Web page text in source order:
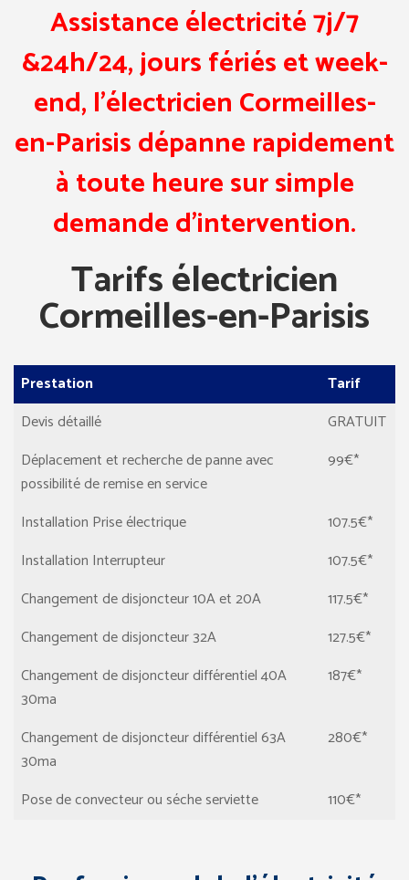
Assistance électricité 7j/7
&24h/24, jours fériés et week-
end, l’électricien Cormeilles-
en-Parisis dépanne rapidement
à toute heure sur simple
demande d’intervention.
Tarifs électricien
Cormeilles-en-Parisis
Prestation
Tarif
Devis détaillé
GRATUIT
Déplacement et recherche de panne avec
possibilité de remise en service
99€*
Installation Prise électrique
107.5€*
Installation Interrupteur
107.5€*
Changement de disjoncteur 10A et 20A
117.5€*
Changement de disjoncteur 32A
127.5€*
Changement de disjoncteur différentiel 40A
30ma
187€*
Changement de disjoncteur différentiel 63A
30ma
280€*
Pose de convecteur ou séche serviette 110€*